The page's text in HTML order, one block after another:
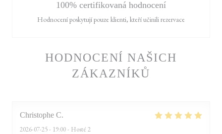
HODNOCENÍ NAŠICH
ZÁKAZNÍKŮ
Christophe C
2026-07-25- 19:00 - Hosté 2
100% certifikovaná hodnocení
Hodnocení poskytují pouze klienti, kteří učinili rezervace